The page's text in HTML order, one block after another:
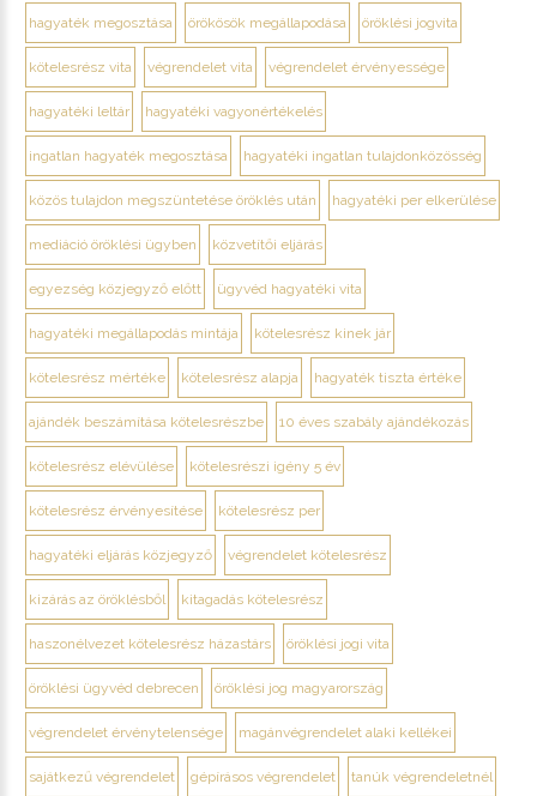
hagyaték megosztása örökösök megállapodása öröklési jogvita
kötelesrész vita végrendelet vita végrendelet érvényessége
hagyatéki leltár hagyatéki vagyonértékelés
ingatlan hagyaték megosztása hagyatéki ingatlan tulajdonközösség
közös tulajdon megszüntetése öröklés után hagyatéki per elkerülése
mediáció öröklési ügyben közvetítői eljárás
egyezség közjegyző előtt ügyvéd hagyatéki vita
hagyatéki megállapodás mintája kötelesrész kinek jár
kötelesrész mértéke kötelesrész alapja hagyaték tiszta értéke
ajándék beszámítása kötelesrészbe 10 éves szabály ajándékozás
kötelesrész elévülése kötelesrészi igény 5 év
kötelesrész érvényesítése kötelesrész per
hagyatéki eljárás közjegyző végrendelet kötelesrész
kizárás az öröklésből kitagadás kötelesrész
haszonélvezet kötelesrész házastárs öröklési jogi vita
öröklési ügyvéd debrecen öröklési jog magyarország
végrendelet érvénytelensége magánvégrendelet alaki kellékei
sajátkezű végrendelet gépírásos végrendelet tanúk végrendeletnél